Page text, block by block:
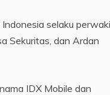
selaku
Sekuritas, dan Ardan
IDX Mobile dan